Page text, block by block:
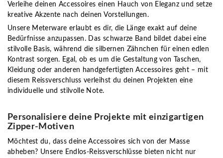
Verleihe deinen Accessoires einen Hauch von Eleganz und setze
kreative Akzente nach deinen Vorstellungen.
Unsere Meterware erlaubt es dir, die Länge exakt auf deine
Bedürfnisse anzupassen. Das schwarze Band bildet dabei eine
stilvolle Basis, während die silbernen Zähnchen für einen edlen
Kontrast sorgen. Egal, ob es um die Gestaltung von Taschen,
Kleidung oder anderen handgefertigten Accessoires geht – mit
diesem Reissverschluss verleihst du deinen Projekten eine
individuelle und stilvolle Note.
Personalisiere deine Projekte mit einzigartigen
Zipper-Motiven
Möchtest du, dass deine Accessoires sich von der Masse
abheben? Unsere Endlos-Reissverschlüsse bieten nicht nur